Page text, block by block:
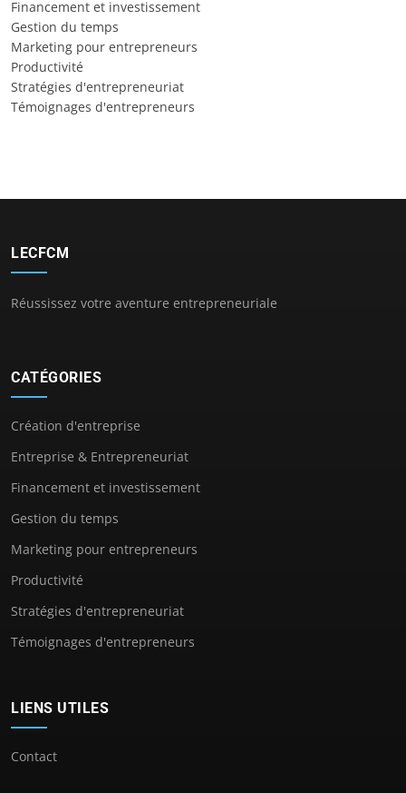
Financement et investissement
Gestion du temps
Marketing pour entrepreneurs
Productivité
Stratégies d'entrepreneuriat
Témoignages d'entrepreneurs
LECFCM
Réussissez votre aventure entrepreneuriale
CATÉGORIES
Création d'entreprise
Entreprise & Entrepreneuriat
Financement et investissement
Gestion du temps
Marketing pour entrepreneurs
Productivité
Stratégies d'entrepreneuriat
Témoignages d'entrepreneurs
LIENS UTILES
Contact